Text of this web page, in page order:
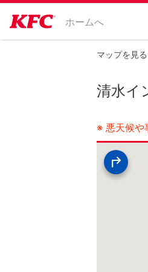
ホームへ
マップを見る
清水イ
※ 悪天候や